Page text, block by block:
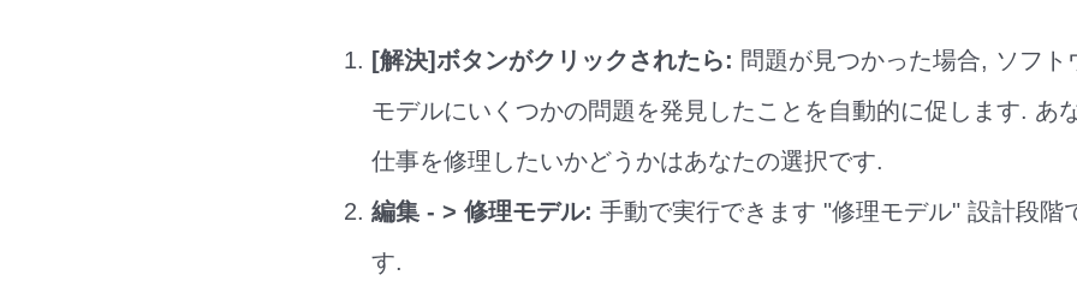
[解決]ボタンがクリックされたら: 問題が見つかった場合, ソフト
モデルにいくつかの問題を発見したことを自動的に促します. あ
仕事を修理したいかどうかはあなたの選択です.
編集 - > 修理モデル: 手動で実行できます "修理モデル" 設計段階
す.